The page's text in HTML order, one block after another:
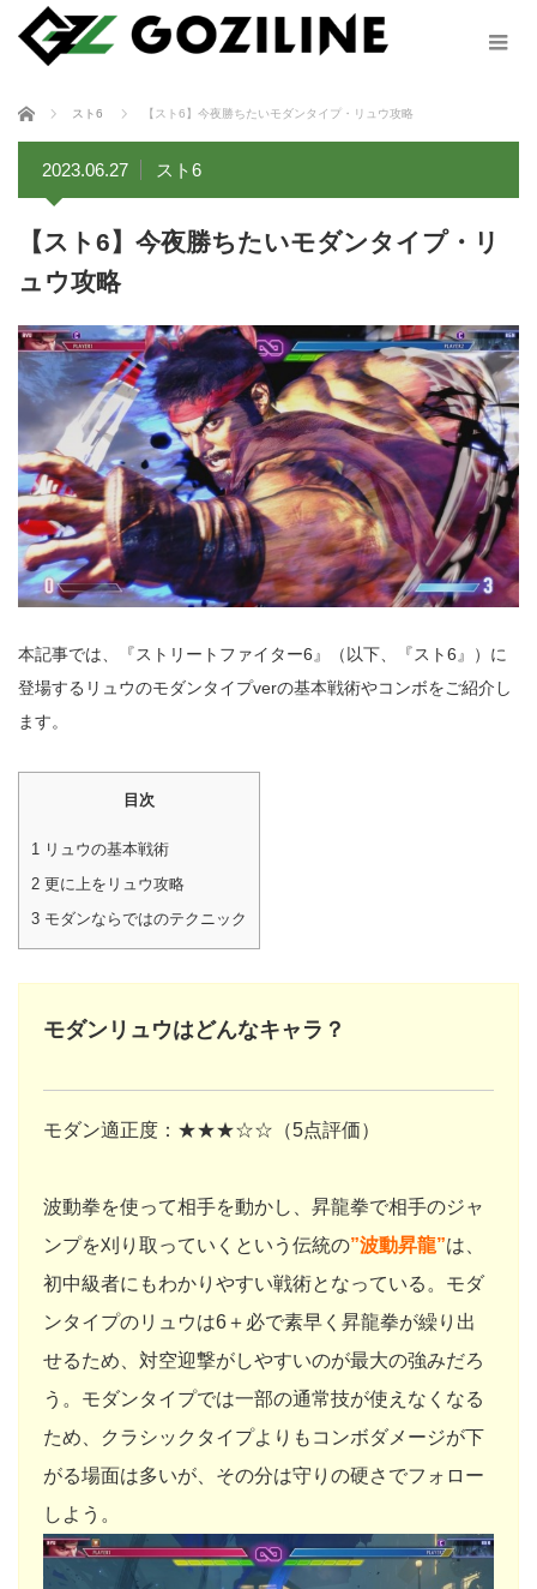
ホーム スト6 【スト6】今夜勝ちたいモダンタイプ・リュウ攻略
2023.06.27 スト6
【スト6】今夜勝ちたいモダンタイプ・リ
ュウ攻略
本記事では、『ストリートファイター6』（以下、『スト6』）に
登場するリュウのモダンタイプverの基本戦術やコンボをご紹介し
ます。
目次
1 リュウの基本戦術
2 更に上をリュウ攻略
3 モダンならではのテクニック
モダンリュウはどんなキャラ？
モダン適正度：★★★☆☆（5点評価）
波動拳を使って相手を動かし、昇龍拳で相手のジャ
ンプを刈り取っていくという伝統の”波動昇龍”は、
初中級者にもわかりやすい戦術となっている。モダ
ンタイプのリュウは6＋必で素早く昇龍拳が繰り出
せるため、対空迎撃がしやすいのが最大の強みだろ
う。モダンタイプでは一部の通常技が使えなくなる
ため、クラシックタイプよりもコンボダメージが下
がる場面は多いが、その分は守りの硬さでフォロー
しよう。